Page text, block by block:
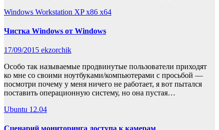
Windows Workstation XP x86 x64
Чистка Windows от Windows
17/09/2015 ekzorchik
Особо так называемые продвинутые пользователи приходят
ко мне со своими ноутбуками/компьютерами с просьбой —
посмотри почему у меня ничего не работает, я вот пытался
поставить операционную систему, но она пустая…
Ubuntu 12.04